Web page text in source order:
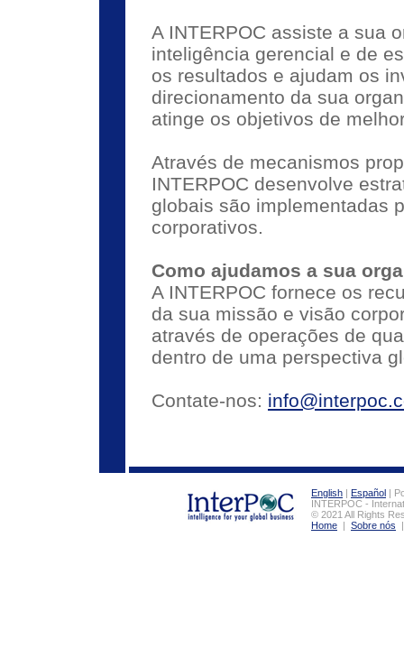
A INTERPOC assiste a sua
inteligência gerencial e de
os resultados e ajudam os
direcionamento da sua
atinge os objetivos de
Através de mecanismos
INTERPOC desenvolve
globais são implementadas
corporativos.
Como ajudamos a sua
A INTERPOC fornece os
da sua missão e visão
através de operações de
dentro de uma perspectiva
Contate-nos:
English | Español |
INTERPOC -
© 2021 All Rights
Home | Sobre nós